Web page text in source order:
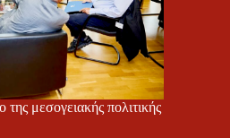
μεσογειακής πολιτικής